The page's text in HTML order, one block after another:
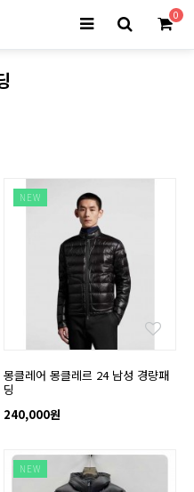
0
NEW
몽클레어 몽클레르 24 남성 경량패
딩
240,000원
NEW